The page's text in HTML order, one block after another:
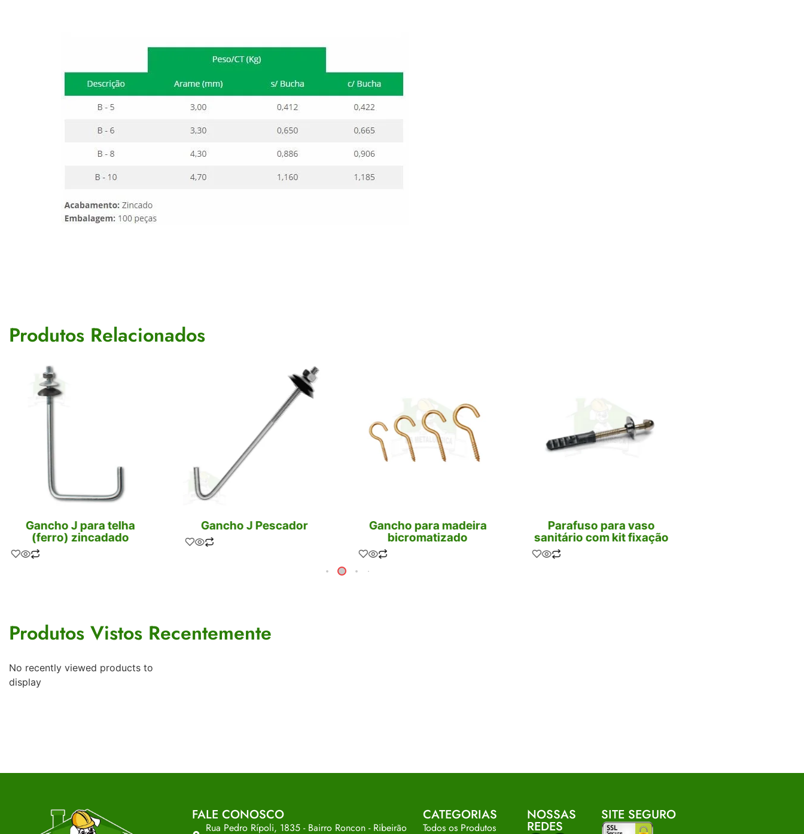
Produtos Relacionados
Gancho J para telha
(ferro) zincadado
Gancho J Pescador
Gancho para madeira
bicromatizado
Parafuso para vaso
sanitário com kit fixação
Produtos Vistos Recentemente
No recently viewed products to
display
FALE CONOSCO
Rua Pedro Rípoli, 1835 - Bairro Roncon - Ribeirão
CATEGORIAS
Todos os Produtos
NOSSAS
REDES
SITE SEGURO